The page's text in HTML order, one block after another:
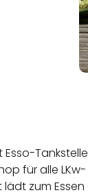
für alle
lädt zum